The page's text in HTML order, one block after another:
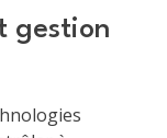
gestion